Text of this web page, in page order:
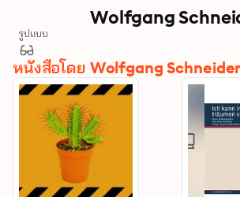
Wolfgang
รูปแบบ
หนังสือโดย Wolfgang Schneider